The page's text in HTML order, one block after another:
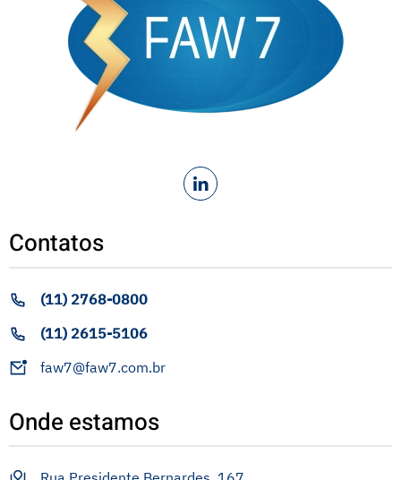
Contatos
(11) 2768-0800
(11) 2615-5106
faw7@faw7.com.br
Onde estamos